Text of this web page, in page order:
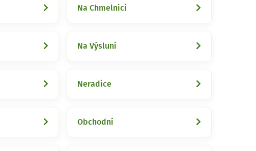
Na Chmelnici
Na Výsluní
Neradice
Obchodní